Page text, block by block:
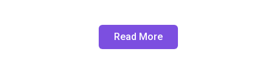
Read More